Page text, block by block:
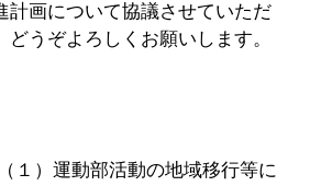
計画について協議させていただ
うぞよろしくお願いします。
１）運動部活動の地域移行等に